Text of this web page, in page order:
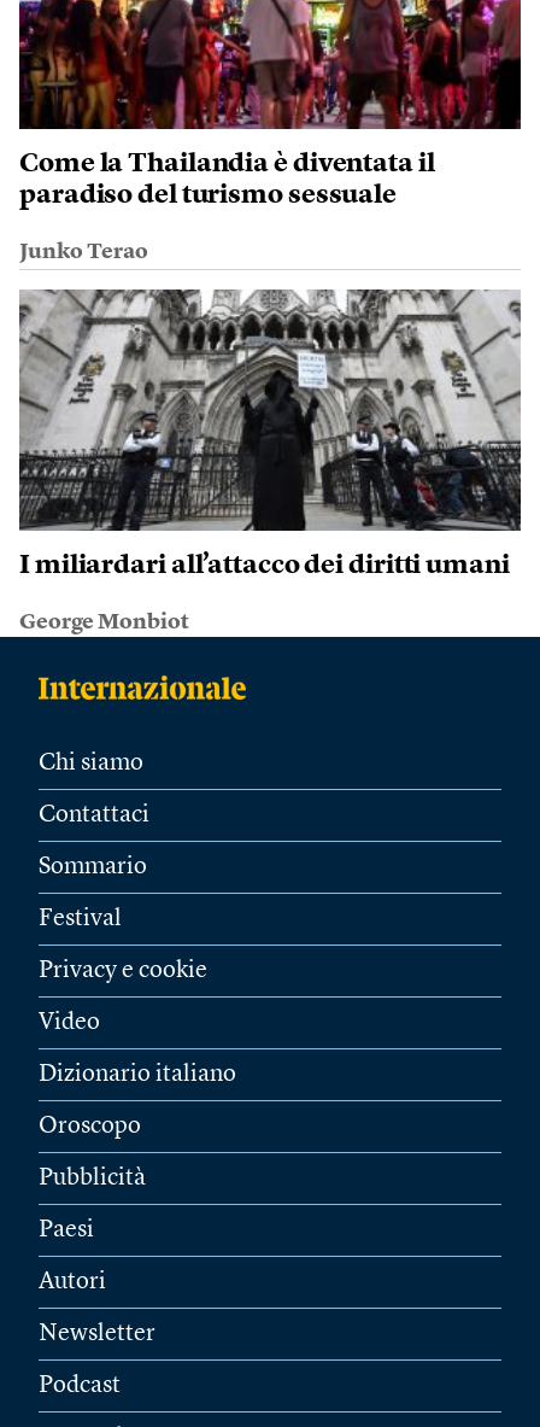
Come la Thailandia è diventata il
paradiso del turismo sessuale
Junko Terao
I miliardari all’attacco dei diritti umani
George Monbiot
Chi siamo
Contattaci
Sommario
Festival
Privacy e cookie
Video
Dizionario italiano
Oroscopo
Pubblicità
Paesi
Autori
Newsletter
Podcast